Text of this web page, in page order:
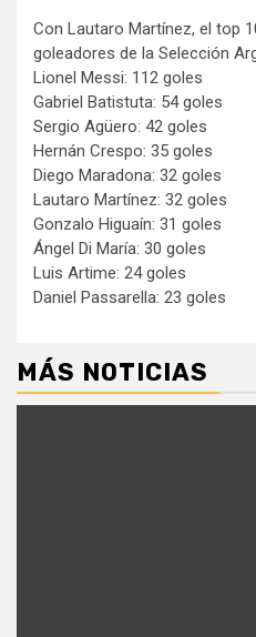
Con Lautaro Martínez, el top
goleadores de la Selección
Lionel Messi: 112 goles
Gabriel Batistuta: 54 goles
Sergio Agüero: 42 goles
Hernán Crespo: 35 goles
Diego Maradona: 32 goles
Lautaro Martínez: 32 goles
Gonzalo Higuaín: 31 goles
Ángel Di María: 30 goles
Luis Artime: 24 goles
Daniel Passarella: 23 goles
MÁS NOTICIAS